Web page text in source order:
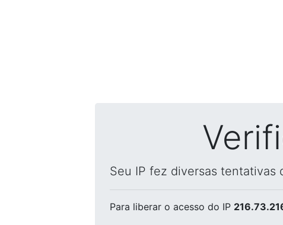
Seu IP fez diversas tentativas
Para liberar o acesso do IP